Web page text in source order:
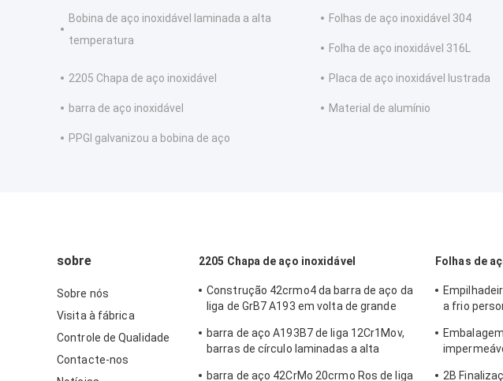
Bobina de aço inoxidável laminada a alta
temperatura
Folhas de aço inoxidável 304
Folha de aço inoxidável 316L
2205 Chapa de aço inoxidável Placa de aço inoxidável lustrada
barra de aço inoxidável Material de alumínio
PPGI galvanizou a bobina de aço
sobre
Sobre nós
Visita à fábrica
Controle de Qualidade
Contacte-nos
2205 Chapa de aço inoxidável
Construção 42crmo4 da barra de aço da
liga de GrB7 A193 em volta de grande
barra de aço A193B7 de liga 12Cr1Mov,
barras de círculo laminadas a alta
barra de aço 42CrMo 20crmo Ros de liga
Folhas de
a frio
de
2B